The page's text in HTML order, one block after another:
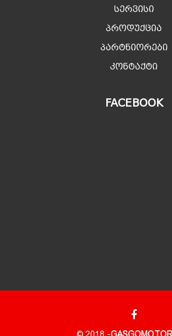
სერვისი
პროდუქცია
პარტნიორები
კონტაქტი
FACEBOOK